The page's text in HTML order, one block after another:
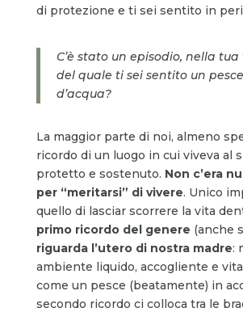
di protezione e ti sei sentito in
C’è stato un episodio, nella
del quale ti sei sentito un
d’acqua?
La maggior parte di noi, almeno
ricordo di un luogo in cui viveva al
protetto e sostenuto. Non c’era
per “meritarsi” di vivere. Unico
quello di lasciar scorrere la vita
primo ricordo del genere (anche
riguarda l’utero di nostra madre:
ambiente liquido, accogliente e
come un pesce (beatamente) in
secondo ricordo ci colloca tra le